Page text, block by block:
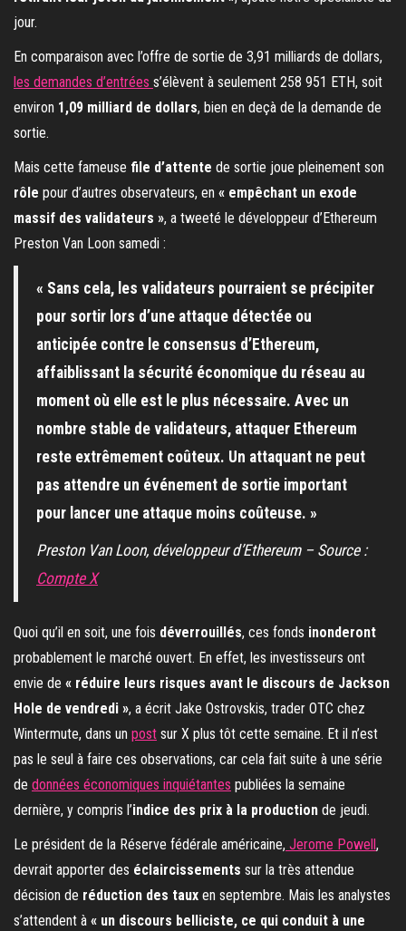
jour.
En comparaison avec l’offre de sortie de 3,91 milliards de dollars,
les demandes d’entrées s’élèvent à seulement 258 951 ETH, soit
environ 1,09 milliard de dollars, bien en deçà de la demande de
sortie.
Mais cette fameuse file d’attente de sortie joue pleinement son
rôle pour d’autres observateurs, en « empêchant un exode
massif des validateurs », a tweeté le développeur d’Ethereum
Preston Van Loon samedi :
« Sans cela, les validateurs pourraient se précipiter
pour sortir lors d’une attaque détectée ou
anticipée contre le consensus d’Ethereum,
affaiblissant la sécurité économique du réseau au
moment où elle est le plus nécessaire. Avec un
nombre stable de validateurs, attaquer Ethereum
reste extrêmement coûteux. Un attaquant ne peut
pas attendre un événement de sortie important
pour lancer une attaque moins coûteuse. »
Preston Van Loon, développeur d’Ethereum – Source :
Compte X
Quoi qu’il en soit, une fois déverrouillés, ces fonds inonderont
probablement le marché ouvert. En effet, les investisseurs ont
envie de « réduire leurs risques avant le discours de Jackson
Hole de vendredi », a écrit Jake Ostrovskis, trader OTC chez
Wintermute, dans un post sur X plus tôt cette semaine. Et il n’est
pas le seul à faire ces observations, car cela fait suite à une série
de données économiques inquiétantes publiées la semaine
dernière, y compris l’indice des prix à la production de jeudi.
Le président de la Réserve fédérale américaine, Jerome Powell,
devrait apporter des éclaircissements sur la très attendue
décision de réduction des taux en septembre. Mais les analystes
s’attendent à « un discours belliciste, ce qui conduit à une